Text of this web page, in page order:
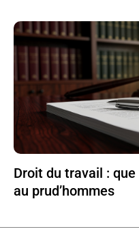
Droit du travail :
au prud’hommes